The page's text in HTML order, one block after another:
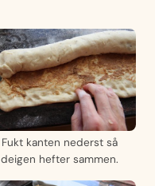
Fukt kanten nederst så
deigen hefter sammen.